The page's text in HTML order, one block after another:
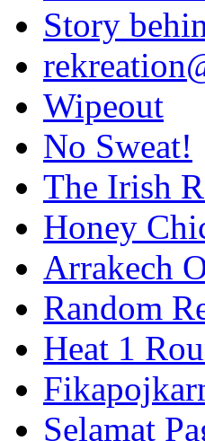
Story
Wipeout
No Sweat!
The Irish
Honey
Arrakech
Random
Heat 1
Selamat